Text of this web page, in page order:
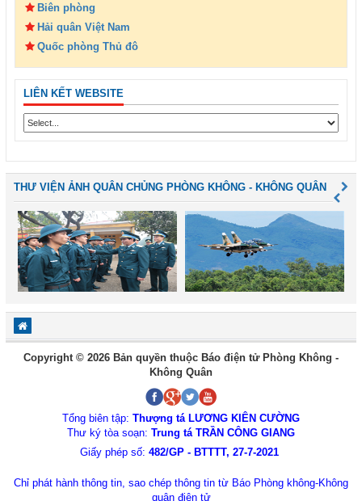
Biên phòng
Hải quân Việt Nam
Quốc phòng Thủ đô
LIÊN KẾT WEBSITE
THƯ VIỆN ẢNH QUÂN CHỦNG PHÒNG KHÔNG - KHÔNG QUÂN
Copyright © 2026 Bản quyền thuộc Báo điện tử Phòng Không -
Không Quân
Tổng biên tập: Thượng tá LƯƠNG KIÊN CƯỜNG
Thư ký tòa soạn: Trung tá TRẦN CÔNG GIANG
Giấy phép số: 482/GP - BTTTT, 27-7-2021
Chỉ phát hành thông tin, sao chép thông tin từ Báo Phòng không-Không
quân điện tử